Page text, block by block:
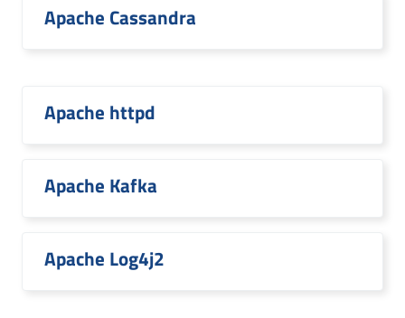
Apache Cassandra
Apache httpd
Apache Kafka
Apache Log4j2